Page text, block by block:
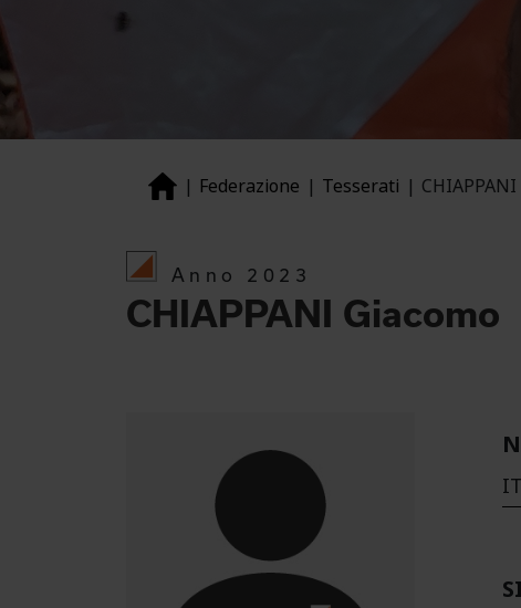
Federazione Tesserati
Anno 2023
CHIAPPANI Giacomo